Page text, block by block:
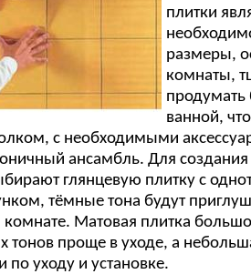
плитки
размеры,
комнаты,
ванной,
с необходимыми
ансамбль. Для создания
глянцевую плитку с
тёмные тона будут
комнате. Матовая плитка
тонов проще в уходе, а
уходу и установке.